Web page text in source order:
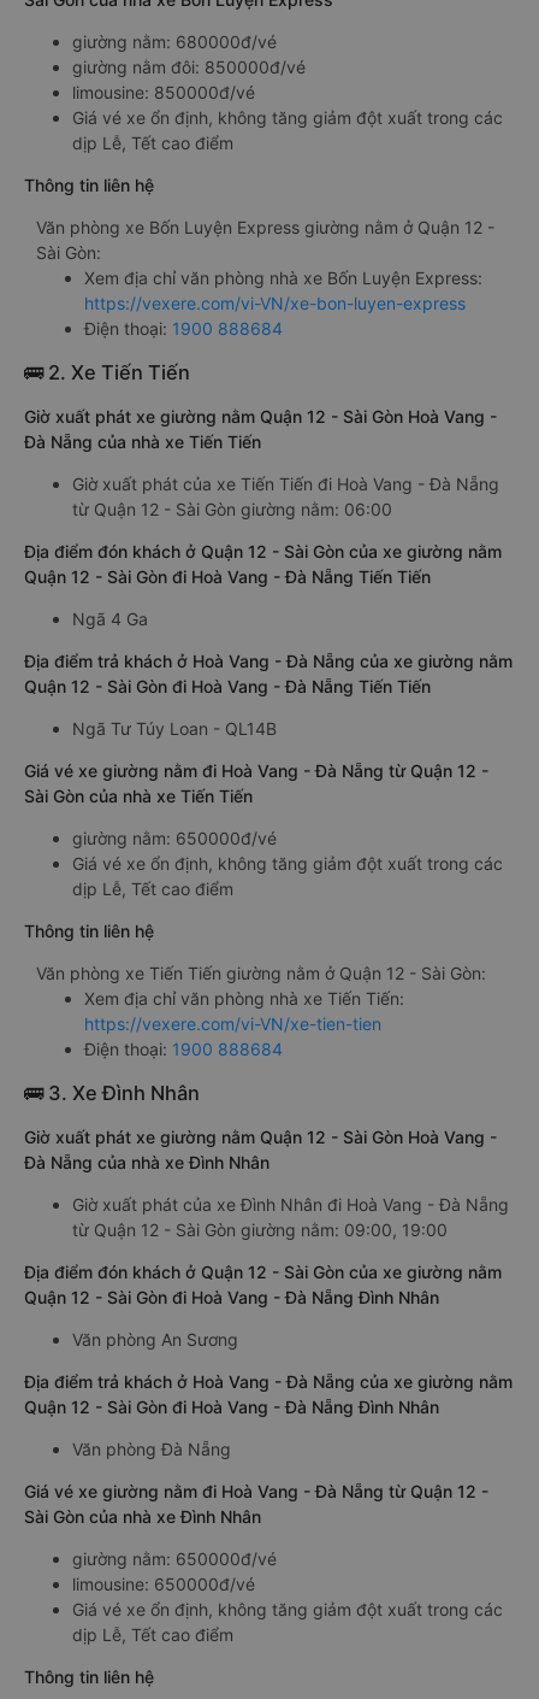
giường nằm: 680000đ/vé
giường nằm đôi: 850000đ/vé
limousine: 850000đ/vé
Giá vé xe ổn định, không tăng giảm đột xuất trong các
dịp Lễ, Tết cao điểm
Thông tin liên hệ
Văn phòng xe Bốn Luyện Express giường nằm ở Quận 12 -
Sài Gòn:
Xem địa chỉ văn phòng nhà xe Bốn Luyện Express:
https://vexere.com/vi-VN/xe-bon-luyen-express
Điện thoại: 1900 888684
🚌 2. Xe Tiến Tiến
Giờ xuất phát xe giường nằm Quận 12 - Sài Gòn Hoà Vang -
Đà Nẵng của nhà xe Tiến Tiến
Giờ xuất phát của xe Tiến Tiến đi Hoà Vang - Đà Nẵng
từ Quận 12 - Sài Gòn giường nằm: 06:00
Địa điểm đón khách ở Quận 12 - Sài Gòn của xe giường nằm
Quận 12 - Sài Gòn đi Hoà Vang - Đà Nẵng Tiến Tiến
Ngã 4 Ga
Địa điểm trả khách ở Hoà Vang - Đà Nẵng của xe giường nằm
Quận 12 - Sài Gòn đi Hoà Vang - Đà Nẵng Tiến Tiến
Ngã Tư Túy Loan - QL14B
Giá vé xe giường nằm đi Hoà Vang - Đà Nẵng từ Quận 12 -
Sài Gòn của nhà xe Tiến Tiến
giường nằm: 650000đ/vé
Giá vé xe ổn định, không tăng giảm đột xuất trong các
dịp Lễ, Tết cao điểm
Thông tin liên hệ
Văn phòng xe Tiến Tiến giường nằm ở Quận 12 - Sài Gòn:
Xem địa chỉ văn phòng nhà xe Tiến Tiến:
https://vexere.com/vi-VN/xe-tien-tien
Điện thoại: 1900 888684
🚌 3. Xe Đình Nhân
Giờ xuất phát xe giường nằm Quận 12 - Sài Gòn Hoà Vang -
Đà Nẵng của nhà xe Đình Nhân
Giờ xuất phát của xe Đình Nhân đi Hoà Vang - Đà Nẵng
từ Quận 12 - Sài Gòn giường nằm: 09:00, 19:00
Địa điểm đón khách ở Quận 12 - Sài Gòn của xe giường nằm
Quận 12 - Sài Gòn đi Hoà Vang - Đà Nẵng Đình Nhân
Văn phòng An Sương
Địa điểm trả khách ở Hoà Vang - Đà Nẵng của xe giường nằm
Quận 12 - Sài Gòn đi Hoà Vang - Đà Nẵng Đình Nhân
Văn phòng Đà Nẵng
Giá vé xe giường nằm đi Hoà Vang - Đà Nẵng từ Quận 12 -
Sài Gòn của nhà xe Đình Nhân
giường nằm: 650000đ/vé
limousine: 650000đ/vé
Giá vé xe ổn định, không tăng giảm đột xuất trong các
dịp Lễ, Tết cao điểm
Thông tin liên hệ